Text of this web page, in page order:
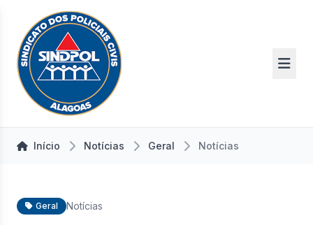
Início Notícias Geral Notícias
Geral Notícias